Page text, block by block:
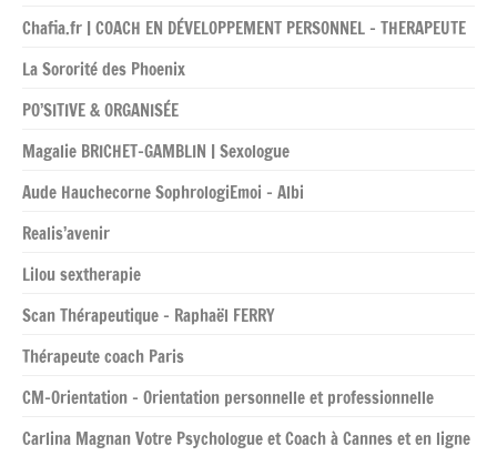
Chafia.fr | COACH EN DÉVELOPPEMENT PERSONNEL – THERAPEUTE
La Sororité des Phoenix
PO’SITIVE & ORGANISÉE
Magalie BRICHET-GAMBLIN | Sexologue
Aude Hauchecorne SophrologiEmoi – Albi
Realis’avenir
Lilou sextherapie
Scan Thérapeutique – Raphaël FERRY
Thérapeute coach Paris
CM-Orientation – Orientation personnelle et professionnelle
Carlina Magnan Votre Psychologue et Coach à Cannes et en ligne